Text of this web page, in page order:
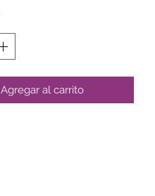
Agregar al carrito